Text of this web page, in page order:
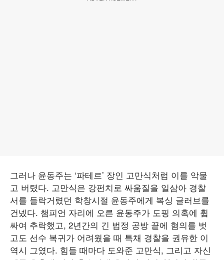
그러나 윤동주는 ‘파테르’ 장인 고만식처럼 이를 악물
고 버텼다. 고만식은 강펀치로 싸움질을 일삼아 경찰
서를 들락거렸던 학창시절 윤동주에게 복싱 글러브를
건넸다. 챔피언 자리에 오른 윤동주가 도핑 의혹에 휩
싸여 추락했고, 2년간의 긴 법정 공방 끝에 혐의를 벗
고도 선수 복귀가 어려웠을 때 특채 경찰을 권유한 이
역시 그였다. 힘들 때마다 도와준 고만식, 그리고 자신